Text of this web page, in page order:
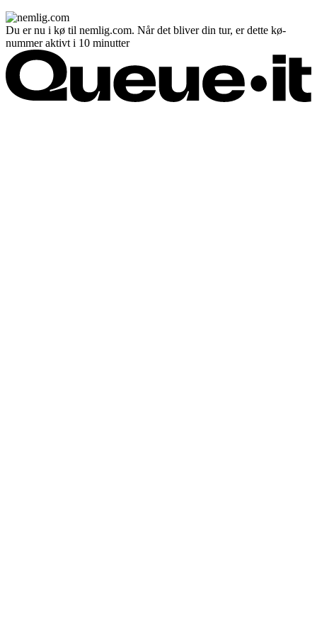
Du er nu i kø til nemlig.com. Når det bliver din tur, er dette kø-
nummer aktivt i 10 minutter